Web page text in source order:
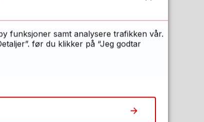
flere enn
rapport ...
funksjoner samt analysere trafikken vår.
før du klikker på “Jeg godtar